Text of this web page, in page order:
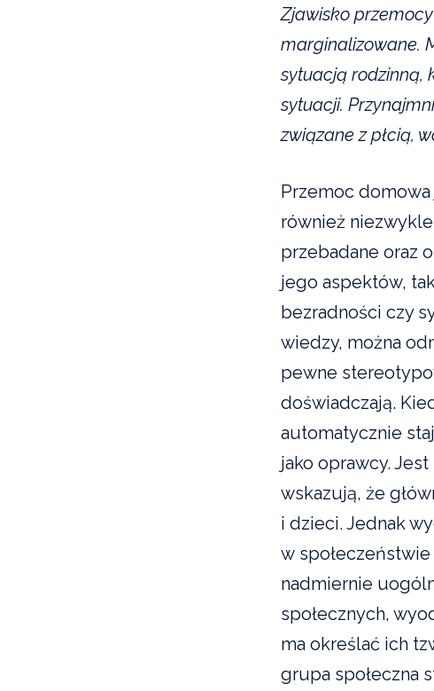
Zjawisko
marginalizowane.
sytuacją rodzinną,
sytuacji.
związane z płcią,
Przemoc
również
przebadane oraz
jego aspektów,
bezradności czy
wiedzy, można
pewne
doświadczają.
automatycznie
jako oprawcy.
wskazują, że
i dzieci. Jednak
w
nadmiernie
społecznych,
ma określać ich
grupa społeczna